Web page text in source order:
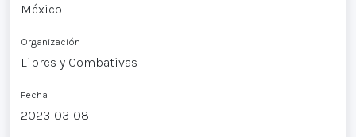
México
Organización
Libres y Combativas
Fecha
2023-03-08